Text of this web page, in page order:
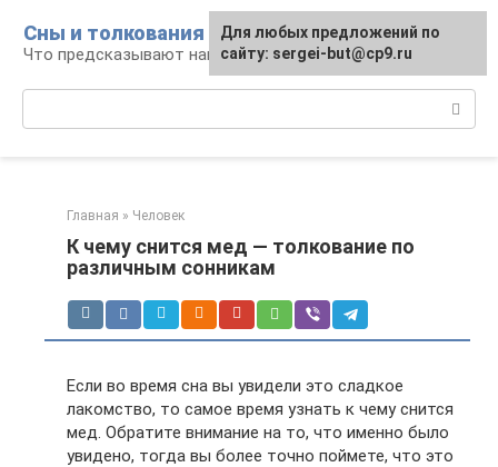
контенту
Сны и толкования
Что предсказывают нам наши сны
Главная » Человек
К чему снится мед — толкование по
различным сонникам
Если во время сна вы увидели это сладкое
лакомство, то самое время узнать к чему снится
мед. Обратите внимание на то, что именно было
увидено, тогда вы более точно поймете, что это
Для любых предложений по
сайту: sergei-but@cp9.ru